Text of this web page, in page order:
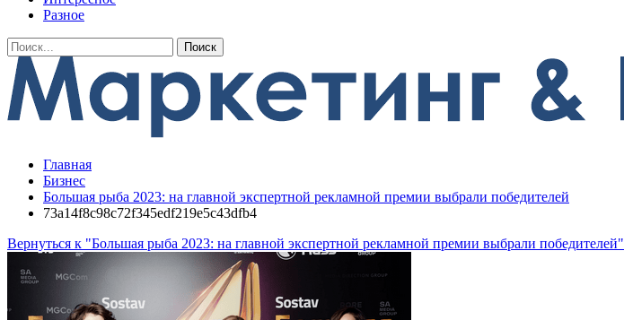
Разное
Главная
Бизнес
Большая рыба 2023: на главной экспертной рекламной премии выбрали победителей
73a14f8c98c72f345edf219e5c43dfb4
Вернуться к "Большая рыба 2023: на главной экспертной рекламной премии выбрали победителей"